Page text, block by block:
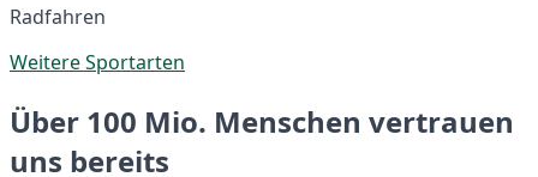
Radfahren
Weitere Sportarten
Über 100 Mio. Menschen vertrauen
uns bereits